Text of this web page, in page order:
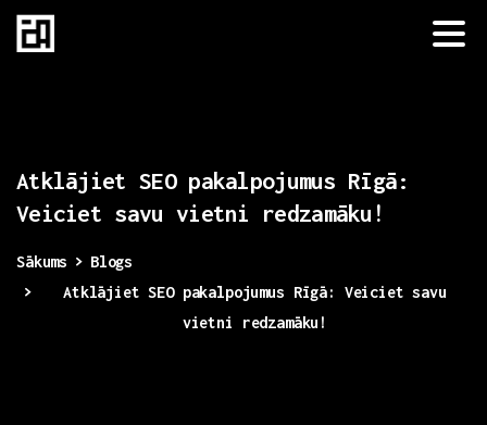
Atklājiet SEO pakalpojumus Rīgā:
Veiciet savu vietni redzamāku!
Sākums
Blogs
Atklājiet SEO pakalpojumus Rīgā: Veiciet savu
vietni redzamāku!